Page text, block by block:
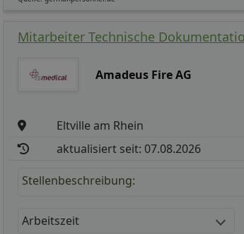
Mitarbeiter Technische
Amadeus Fire AG
Eltville am Rhein
aktualisiert seit: 07.08.2026
Stellenbeschreibung:
Arbeitszeit